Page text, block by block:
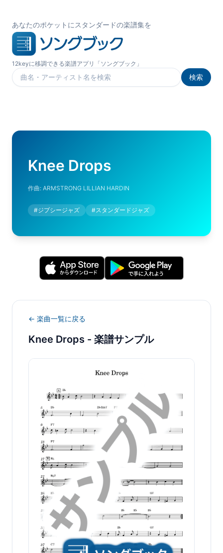
あなたのポケットにスタンダードの楽譜集を
12keyに移調できる楽譜アプリ「ソングブック」
楽曲を検索
検索
Knee Drops
作曲: ARMSTRONG LILLIAN HARDIN
#ジプシージャズ #スタンダードジャズ
← 楽曲一覧に戻る
Knee Drops - 楽譜サンプル